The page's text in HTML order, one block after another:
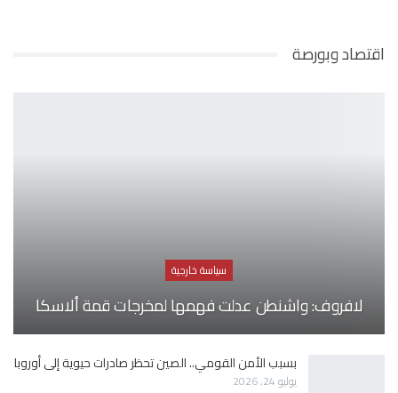
اقتصاد وبورصة
سياسة خارجية
لافروف: واشنطن عدلت فهمها لمخرجات قمة ألاسكا
بسبب الأمن القومي.. الصين تحظر صادرات حيوية إلى أوروبا
يوليو 24, 2026